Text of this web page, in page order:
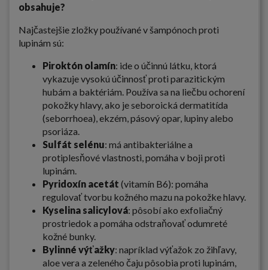
obsahuje?
Najčastejšie zložky používané v šampónoch proti
lupinám sú:
Piroktón olamín: ide o účinnú látku, ktorá
vykazuje vysokú účinnosť proti parazitickým
hubám a baktériám. Používa sa na liečbu ochorení
pokožky hlavy, ako je seboroická dermatitída
(seborrhoea), ekzém, pásový opar, lupiny alebo
psoriáza.
Sulfát selénu: má antibakteriálne a
protiplesňové vlastnosti, pomáha v boji proti
lupinám.
Pyridoxín acetát(vitamín B6): pomáha
regulovať tvorbu kožného mazu na pokožke hlavy.
Kyselina salicylová: pôsobí ako exfoliačný
prostriedok a pomáha odstraňovať odumreté
kožné bunky.
Bylinné výťažky: napríklad výťažok zo žihľavy,
aloe vera a zeleného čaju pôsobia proti lupinám,